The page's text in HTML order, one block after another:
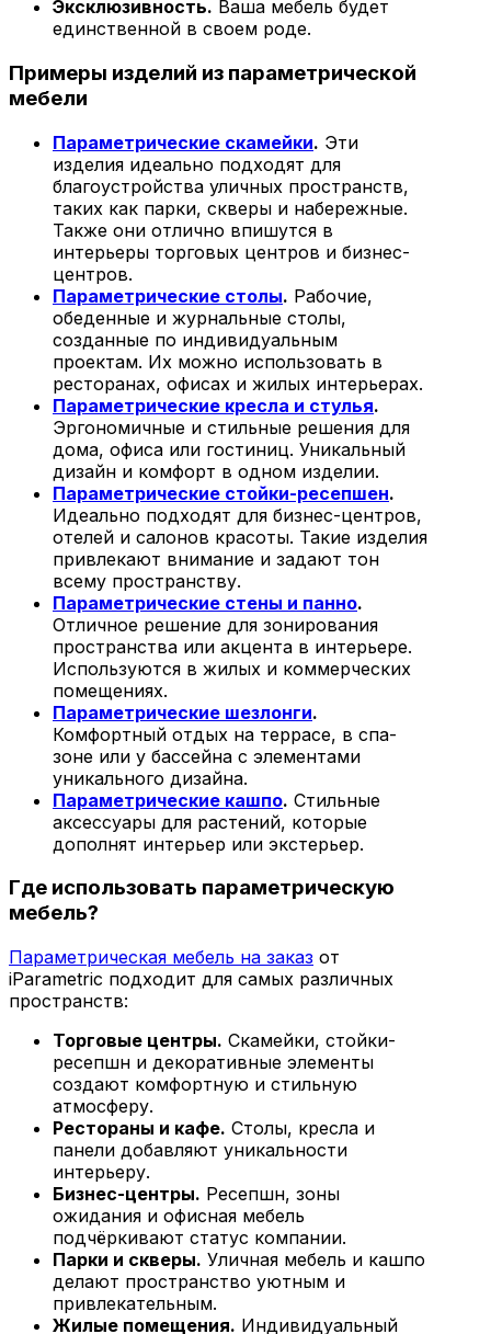
Эксклюзивность. Ваша мебель будет
единственной в своем роде.
Примеры изделий из параметрической
мебели
Параметрические скамейки. Эти
изделия идеально подходят для
благоустройства уличных пространств,
таких как парки, скверы и набережные.
Также они отлично впишутся в
интерьеры торговых центров и бизнес-
центров.
Параметрические столы. Рабочие,
обеденные и журнальные столы,
созданные по индивидуальным
проектам. Их можно использовать в
ресторанах, офисах и жилых интерьерах.
Параметрические кресла и стулья.
Эргономичные и стильные решения для
дома, офиса или гостиниц. Уникальный
дизайн и комфорт в одном изделии.
Параметрические стойки-ресепшен.
Идеально подходят для бизнес-центров,
отелей и салонов красоты. Такие изделия
привлекают внимание и задают тон
всему пространству.
Параметрические стены и панно.
Отличное решение для зонирования
пространства или акцента в интерьере.
Используются в жилых и коммерческих
помещениях.
Параметрические шезлонги.
Комфортный отдых на террасе, в спа-
зоне или у бассейна с элементами
уникального дизайна.
Параметрические кашпо. Стильные
аксессуары для растений, которые
дополнят интерьер или экстерьер.
Где использовать параметрическую
мебель?
Параметрическая мебель на заказ от
iParametric подходит для самых различных
пространств:
Торговые центры. Скамейки, стойки-
ресепшн и декоративные элементы
создают комфортную и стильную
атмосферу.
Рестораны и кафе. Столы, кресла и
панели добавляют уникальности
интерьеру.
Бизнес-центры. Ресепшн, зоны
ожидания и офисная мебель
подчёркивают статус компании.
Парки и скверы. Уличная мебель и кашпо
делают пространство уютным и
привлекательным.
Жилые помещения. Индивидуальный